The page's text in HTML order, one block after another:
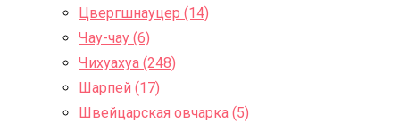
Цвергшнауцер (14)
Чау-чау (6)
Чихуахуа (248)
Шарпей (17)
Швейцарская овчарка (5)